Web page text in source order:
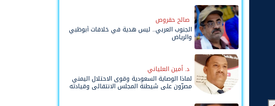
صالح حقروص
الجنوب العربي.. ليس هدية في خلافات أبوظبي
والرياض
د. أمين العلياني
لماذا الوصاية السعودية وقوى الاحتلال اليمني
مصرّون على شيطنة المجلس الانتقالي وقيادته